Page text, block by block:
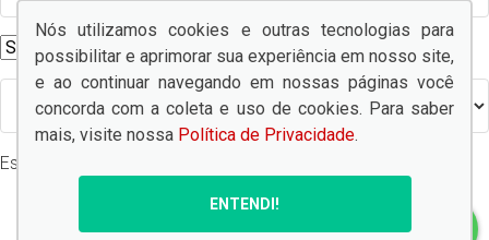
Nós utilizamos cookies e outras tecnologias para
possibilitar e aprimorar sua experiência em nosso site,
e ao continuar navegando em nossas páginas você
concorda com a coleta e uso de cookies. Para saber
mais, visite nossa Política de Privacidade.
ENTENDI!
Escolha a unidade
SOLICITAR AGORA